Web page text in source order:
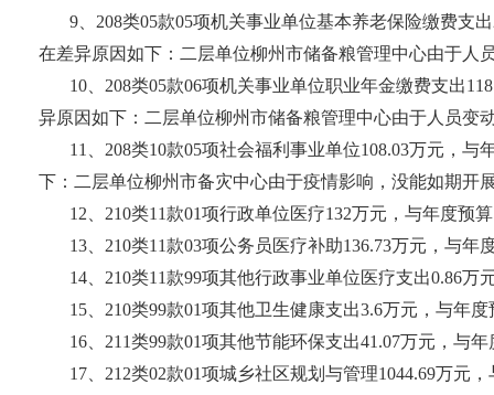
9、208类05款05项机关事业单位基本养老保险缴费支
在差异原因如下：二层单位柳州市储备粮管理中心由于人
10、208类05款06项机关事业单位职业年金缴费支出
异原因如下：二层单位柳州市储备粮管理中心由于人员变
11、208类10款05项社会福利事业单位108.03万元，
下：二层单位柳州市备灾中心由于疫情影响，没能如期开
12、210类11款01项行政单位医疗132万元，与年度预
13、210类11款03项公务员医疗补助136.73万元，与
14、210类11款99项其他行政事业单位医疗支出0.86
15、210类99款01项其他卫生健康支出3.6万元，与年
16、211类99款01项其他节能环保支出41.07万元，与
17、212类02款01项城乡社区规划与管理1044.69万元